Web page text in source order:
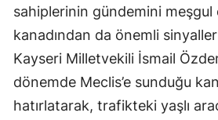
sahiplerinin gündemini meşgul
kanadından da önemli
Kayseri Milletvekili İsmail
dönemde Meclis’e sunduğu
hatırlatarak, trafikteki yaşlı